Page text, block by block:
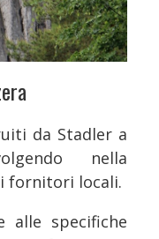
da Stadler a
nella
fornitori locali.
alle specifiche